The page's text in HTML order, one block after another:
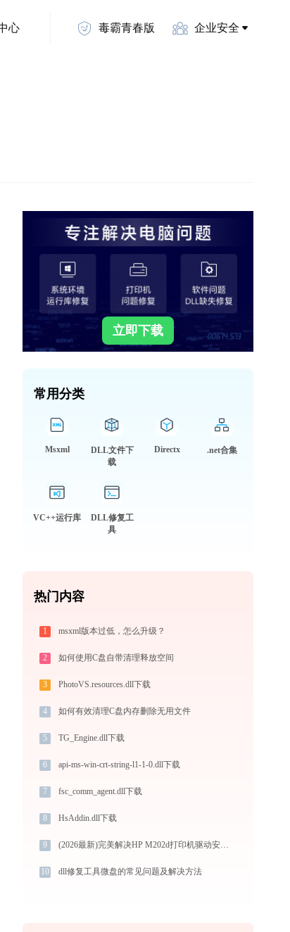
心 毒霸青春版 企业安全
立即下载
常用分类
Msxml
DLL文件下
载
Directx .net合集
VC++运行库
DLL修复工
具
热门内容
1 msxml版本过低，怎么升级？
2 如何使用C盘自带清理释放空间
3 PhotoVS.resources.dll下载
4 如何有效清理C盘内存删除无用文件
5 TG_Engine.dll下载
6 api-ms-win-crt-string-l1-1-0.dll下载
7 fsc_comm_agent.dll下载
8 HsAddin.dll下载
9 (2026最新)完美解决HP M202d打印机驱动安装困扰，全面下载安装教程
10 dll修复工具微盘的常见问题及解决方法